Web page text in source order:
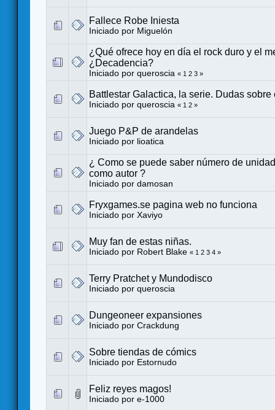
Fallece Robe Iniesta
Iniciado por Miguelón
¿Qué ofrece hoy en día el rock duro y el
¿Decadencia?
Iniciado por queroscia « 1 2 3 »
Battlestar Galactica, la serie. Dudas sobre
Iniciado por queroscia « 1 2 »
Juego P&P de arandelas
Iniciado por lioatica
¿ Como se puede saber número de
como autor ?
Iniciado por damosan
Fryxgames.se pagina web no funciona
Iniciado por Xaviyo
Muy fan de estas niñas.
Iniciado por Robert Blake « 1 2 3 4 »
Terry Pratchet y Mundodisco
Iniciado por queroscia
Dungeoneer expansiones
Iniciado por Crackdung
Sobre tiendas de cómics
Iniciado por Estornudo
Feliz reyes magos!
Iniciado por e-1000